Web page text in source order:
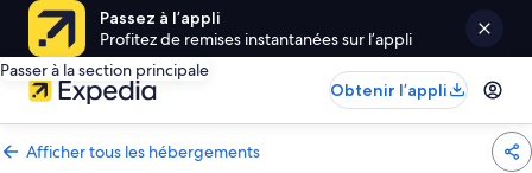
Passez à l’appli
Profitez de remises instantanées sur l’appli
Passer à la section principale
Obtenir l’appli
Afficher tous les hébergements